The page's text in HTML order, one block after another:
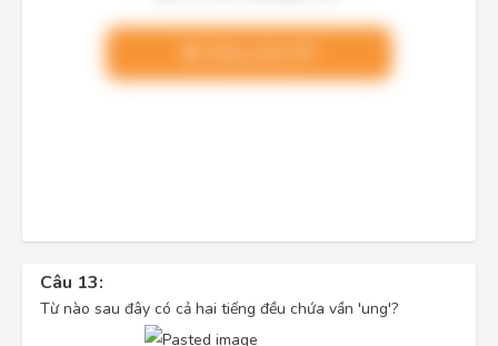
Câu 13:
Từ nào sau đây có cả hai tiếng đều chứa vần 'ung'?